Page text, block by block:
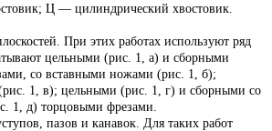
Ц — цилиндрический хвостовик.
При этих работах используют ряд
цельными (рис. 1, а) и сборными
со вставными ножами (рис. 1, б);
1, в); цельными (рис. 1, г) и сборными со
1, д) торцовыми фрезами.
пазов и канавок. Для таких работ